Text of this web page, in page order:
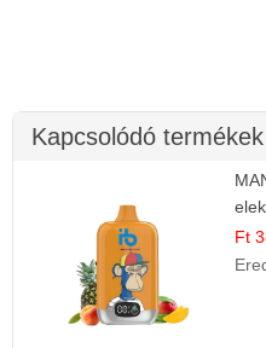
Kapcsolódó termékek
Ft